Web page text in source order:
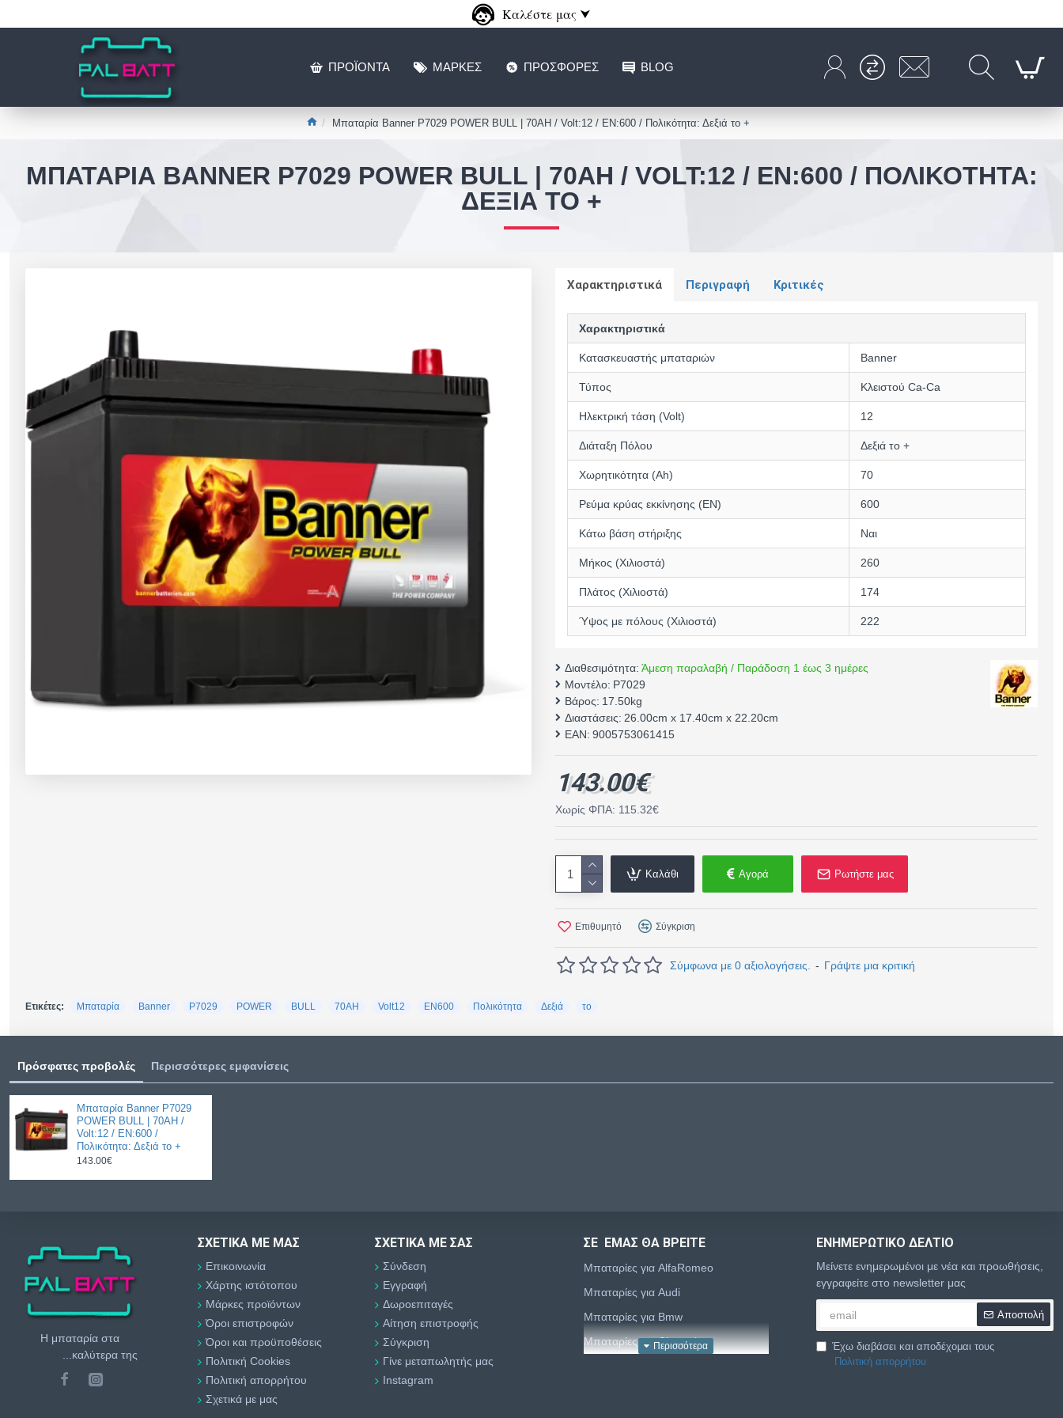
Καλέστε μας ⮟
ΠΡΟΪΌΝΤΑ ΜΆΡΚΕΣ ΠΡΟΣΦΟΡΈΣ BLOG
Μπαταρία Banner P7029 POWER BULL | 70AH / Volt:12 / EN:600 / Πολικότητα: Δεξιά το +
ΜΠΑΤΑΡΊΑ BANNER P7029 POWER BULL | 70AH / VOLT:12 / EN:600 / ΠΟΛΙΚΌΤΗΤΑ:
ΔΕΞΙΆ ΤΟ +
Χαρακτηριστικά Περιγραφή Κριτικές
Χαρακτηριστικά
Κατασκευαστής μπαταριών Banner
Τύπος Κλειστού Ca-Ca
Ηλεκτρική τάση (Volt) 12
Διάταξη Πόλου Δεξιά το +
Χωρητικότητα (Αh) 70
Ρεύμα κρύας εκκίνησης (EN) 600
Κάτω βάση στήριξης Ναι
Μήκος (Χιλιοστά) 260
Πλάτος (Χιλιοστά) 174
Ύψος με πόλους (Χιλιοστά) 222
Διαθεσιμότητα: Άμεση παραλαβή / Παράδοση 1 έως 3 ημέρες
Μοντέλο: P7029
Βάρος: 17.50kg
Διαστάσεις: 26.00cm x 17.40cm x 22.20cm
EAN: 9005753061415
Σύμφωνα με 0 αξιολογήσεις. - Γράψτε μια κριτική
143.00€
Χωρίς ΦΠΑ: 115.32€
Καλάθι Αγορά Ρωτήστε μας
Επιθυμητό Σύγκριση
Ετικέτες: Μπαταρία Banner P7029 POWER BULL 70AH Volt12 EN600 Πολικότητα Δεξιά το
Πρόσφατες προβολές Περισσότερες εμφανίσεις
Μπαταρία Banner P7029
POWER BULL | 70AH /
Volt:12 / EN:600 /
Πολικότητα: Δεξιά το +
143.00€
Η μπαταρία στα
...καλύτερα της
ΣΧΕΤΙΚΆ ΜΕ ΜΑΣ
Επικοινωνία
Χάρτης ιστότοπου
Μάρκες προϊόντων
Όροι επιστροφών
Όροι και προϋποθέσεις
Πολιτική Cookies
Πολιτική απορρήτου
Σχετικά με μας
ΣΧΕΤΙΚΆ ΜΕ ΣΑΣ
Σύνδεση
Εγγραφή
Δωροεπιταγές
Αίτηση επιστροφής
Σύγκριση
Γίνε μεταπωλητής μας
Instagram
ΣΕ ΕΜΑΣ ΘΑ ΒΡΕΙΤΕ
Μπαταρίες για AlfaRomeo
Μπαταρίες για Audi
Μπαταρίες για Bmw
Μπαταρίες για Chevrolet
ΕΝΗΜΕΡΩΤΙΚΌ ΔΕΛΤΊΟ
Μείνετε ενημερωμένοι με νέα και προωθήσεις,
εγγραφείτε στο newsletter μας
Αποστολή
Έχω διαβάσει και αποδέχομαι τους
Πολιτική απορρήτου